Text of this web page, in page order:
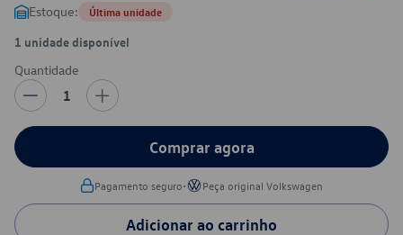
Estoque: Última unidade
1 unidade disponível
Quantidade
1
Comprar agora
Pagamento seguro• Peça original Volkswagen
Adicionar ao carrinho